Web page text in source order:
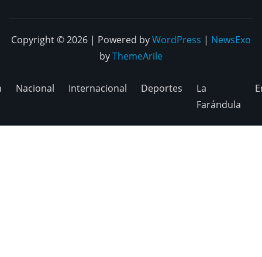
Copyright © 2026 | Powered byWordPress | NewsExo
byThemeArile
Nacional Internacional Deportes
La
Farándula